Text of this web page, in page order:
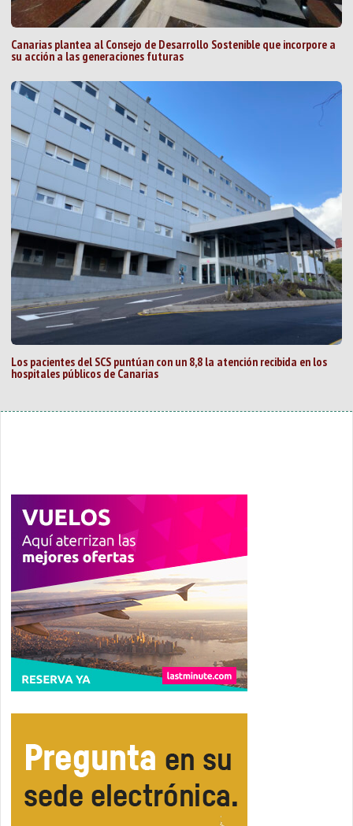
Canarias plantea al Consejo de Desarrollo Sostenible que incorpore a
su acción a las generaciones futuras
Los pacientes del SCS puntúan con un 8,8 la atención recibida en los
hospitales públicos de Canarias